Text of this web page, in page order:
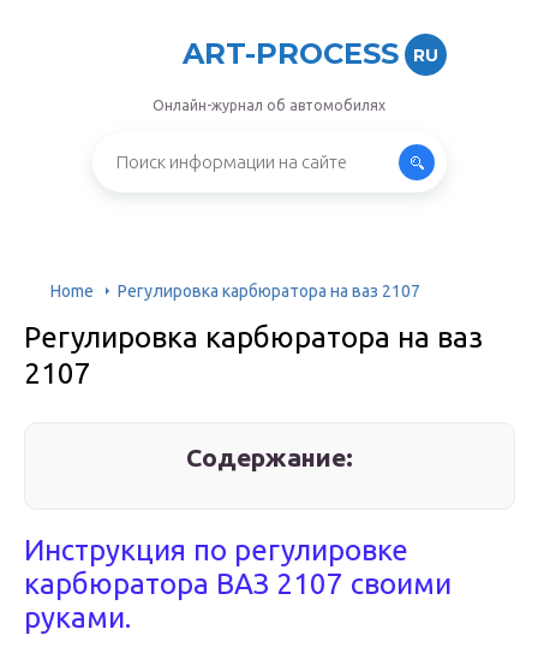
ART-PROCESS RU
Онлайн-журнал об автомобилях
Home Регулировка карбюратора на ваз 2107
Регулировка карбюратора на ваз
2107
Содержание:
Инструкция по регулировке
карбюратора ВАЗ 2107 своими
руками.